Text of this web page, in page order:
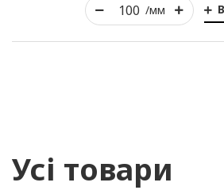
/мм
Усі товари